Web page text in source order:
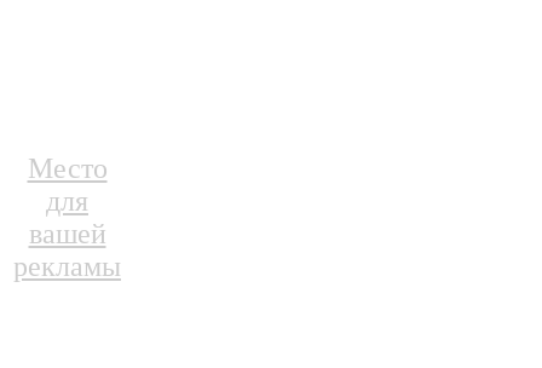
Место
для
вашей
рекламы